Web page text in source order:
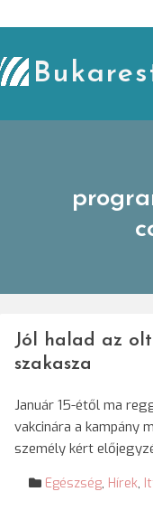
to
content
Jól halad az
szakasza
Január 15-étől ma
vakcinára a kampány
személy kért
Egészség, Hírek,